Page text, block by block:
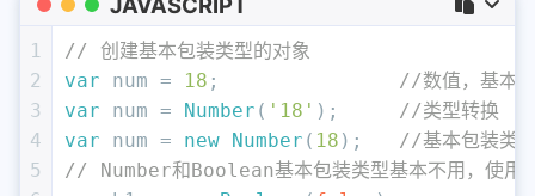
1
2
3
4
5
// 创建基本包装类型的对象
var num = 18 ; //数值，基本
var num = Number ( '18' ); //类型转换
var num = new Number ( 18 ); //基本包装类
// Number和Boolean基本包装类型基本不用，使用